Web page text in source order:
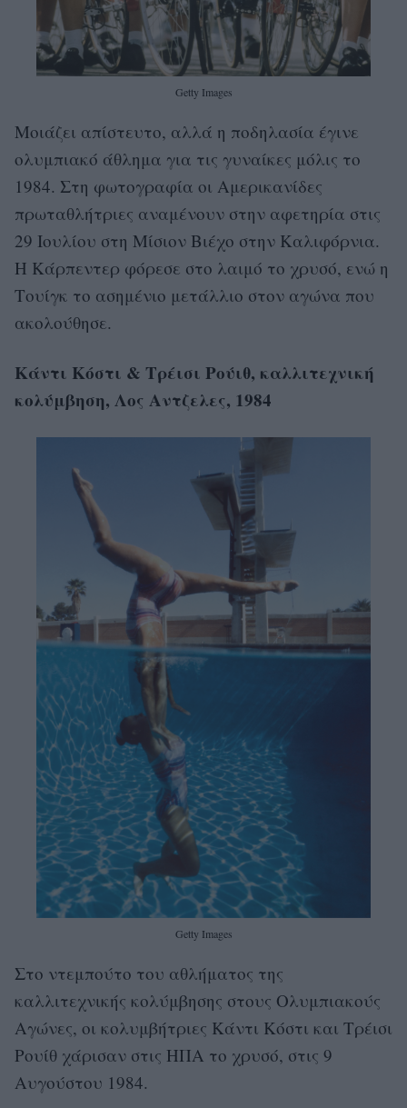
Getty Images
Μοιάζει απίστευτο, αλλά η ποδηλασία έγινε
ολυμπιακό άθλημα για τις γυναίκες μόλις το
1984. Στη φωτογραφία οι Αμερικανίδες
πρωταθλήτριες αναμένουν στην αφετηρία στις
29 Ιουλίου στη Μίσιον Βιέχο στην Καλιφόρνια.
Η Κάρπεντερ φόρεσε στο λαιμό το χρυσό, ενώ η
Τουίγκ το ασημένιο μετάλλιο στον αγώνα που
ακολούθησε.
Κάντι Κόστι & Τρέισι Ρούιθ, καλλιτεχνική
κολύμβηση, Λος Αντζελες, 1984
Getty Images
Στο ντεμπούτο του αθλήματος της
καλλιτεχνικής κολύμβησης στους Ολυμπιακούς
Αγώνες, οι κολυμβήτριες Κάντι Κόστι και Τρέισι
Ρουίθ χάρισαν στις ΗΠΑ το χρυσό, στις 9
Αυγούστου 1984.